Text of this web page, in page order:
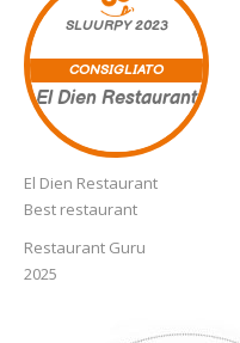
SLUURPY2023
CONSIGLIATO
El Dien Restaurant
El Dien Restaurant
Best restaurant
Restaurant Guru
2025